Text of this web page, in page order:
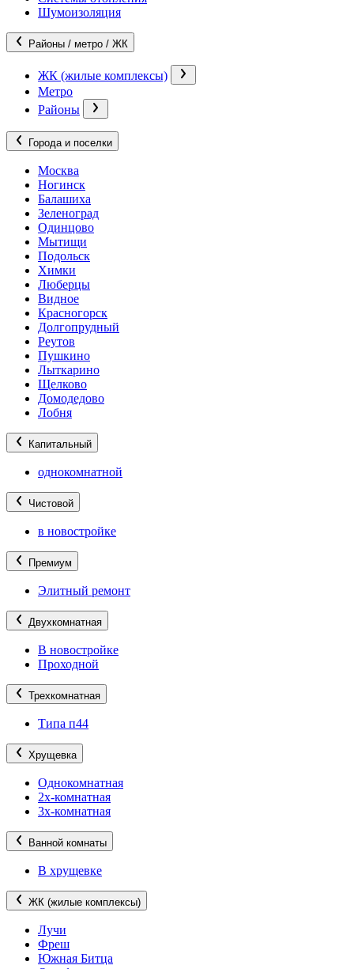
Шумоизоляция
Районы / метро / ЖК
ЖК (жилые комплексы)
Метро
Районы
Города и поселки
Москва
Ногинск
Балашиха
Зеленоград
Одинцово
Мытищи
Подольск
Химки
Люберцы
Видное
Красногорск
Долгопрудный
Реутов
Пушкино
Лыткарино
Щелково
Домодедово
Лобня
Капитальный
однокомнатной
Чистовой
в новостройке
Премиум
Элитный ремонт
Двухкомнатная
В новостройке
Проходной
Трехкомнатная
Типа п44
Хрущевка
Однокомнатная
2х-комнатная
3х-комнатная
Ванной комнаты
В хрущевке
ЖК (жилые комплексы)
Лучи
Фреш
Южная Битца